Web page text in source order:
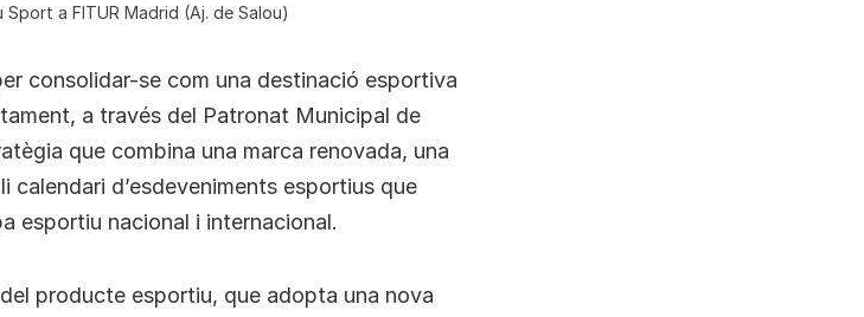
a FITUR Madrid (Aj. de Salou)
consolidar-se com una destinació esportiva
a través del Patronat Municipal de
que combina una marca renovada, una
calendari d’esdeveniments esportius que
esportiu nacional i internacional.
producte esportiu, que adopta una nova